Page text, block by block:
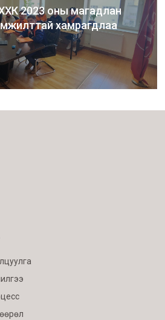
2023 оны магадлан
хамрагдлаа